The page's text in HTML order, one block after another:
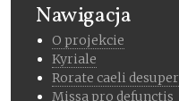
Nawigacja
O projekcie
Kyriale
Rorate caeli desuper
Missa pro defunctis